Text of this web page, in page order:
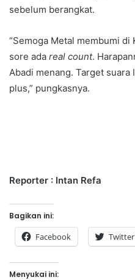
sebelum berangkat.
“Semoga Metal membumi di
sore ada real count.
Abadi menang. Target
plus,” pungkasnya.
Reporter : Intan Refa
Bagikan ini:
Facebook Twitter
Menyukai ini: